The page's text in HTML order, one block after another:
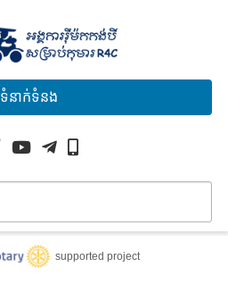
ទំនាក់ទំនង
supported project